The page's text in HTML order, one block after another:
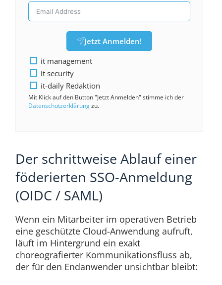
Jetzt Anmelden!
it management
it security
it-daily Redaktion
Mit Klick auf den Button "Jetzt Anmelden" stimme ich der
Datenschutzerklärungzu.
Der schrittweise Ablauf einer
föderierten SSO-Anmeldung
(OIDC / SAML)
Wenn ein Mitarbeiter im operativen Betrieb
eine geschützte Cloud-Anwendung aufruft,
läuft im Hintergrund ein exakt
choreografierter Kommunikationsfluss ab,
der für den Endanwender unsichtbar bleibt: